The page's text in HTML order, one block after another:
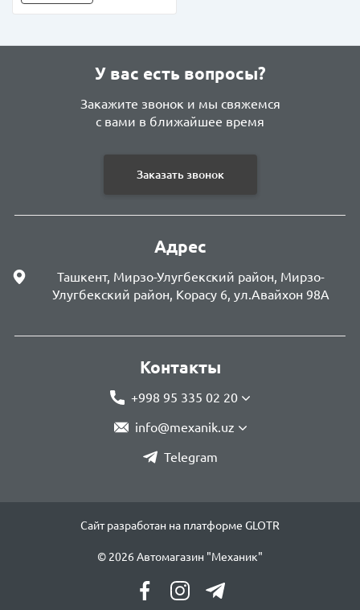
У вас есть вопросы?
Закажите звонок и мы свяжемся
с вами в ближайшее время
Заказать звонок
Адрес
Ташкент, Мирзо-Улугбекский район, Мирзо-
Улугбекский район, Корасу 6, ул.Авайхон 98А
Контакты
+998 95 335 02 20
info@mexanik.uz
Telegram
Сайт разработан на платформе GLOTR
© 2026 Автомагазин "Механик"